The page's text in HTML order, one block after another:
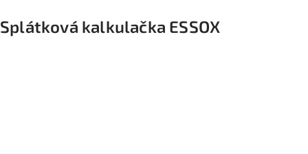
Splátková kalkulačka ESSOX